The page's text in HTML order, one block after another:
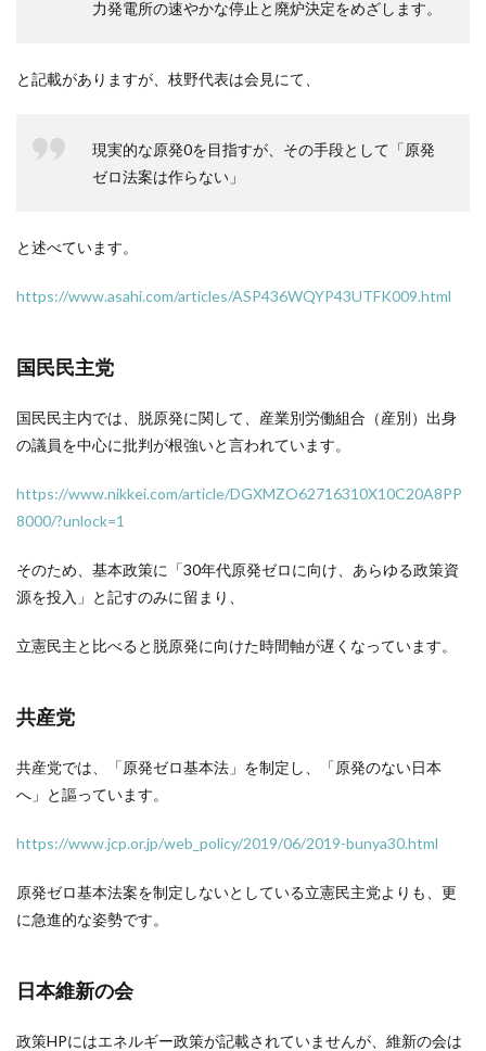
力発電所の速やかな停止と廃炉決定をめざします。
と記載がありますが、枝野代表は会見にて、
現実的な原発0を目指すが、その手段として「原発
ゼロ法案は作らない」
と述べています。
https://www.asahi.com/articles/ASP436WQYP43UTFK009.html
国民民主党
国民民主内では、脱原発に関して、産業別労働組合（産別）出身
の議員を中心に批判が根強いと言われています。
https://www.nikkei.com/article/DGXMZO62716310X10C20A8PP
8000/?unlock=1
そのため、基本政策に「30年代原発ゼロに向け、あらゆる政策資
源を投入」と記すのみに留まり、
立憲民主と比べると脱原発に向けた時間軸が遅くなっています。
共産党
共産党では、「原発ゼロ基本法」を制定し、「原発のない日本
へ」と謳っています。
https://www.jcp.or.jp/web_policy/2019/06/2019-bunya30.html
原発ゼロ基本法案を制定しないとしている立憲民主党よりも、更
に急進的な姿勢です。
日本維新の会
政策HPにはエネルギー政策が記載されていませんが、維新の会は